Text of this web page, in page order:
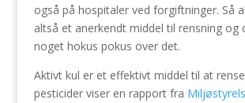
også på hospitaler ved forgiftninger. Så
altså et anerkendt middel til rensning og
noget hokus pokus over det.
Aktivt kul er et effektivt middel til at
pesticider viser en rapport fra